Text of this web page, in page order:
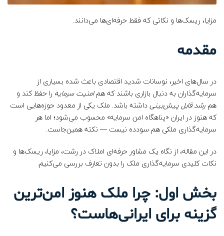
مزایا، ریسک‌ها و نکاتی که فقط حرفه‌ای‌ها می‌دانند.
مقدمه
در سال‌های اخیر، نوسانات شدید اقتصادی باعث شده بسیاری از
سرمایه‌گذاران به دنبال بازاری باشند که همامنیت سرمایه را حفظ کند و
هم رشد قابل پیش‌بینیداشته باشد. ملک یکی از معدود حوزه‌هایی است
که هنوز در ایران «پناهگاه امن سرمایه» محسوب می‌شود؛ اما هر
سرمایه‌گذاری ملکی هم سودده نیست — نکته همین‌جاست.
در این مقاله، از نگاه یک مشاور حرفه‌ای املاک در رشت، مزایا، ریسک‌ها و
نکات کلیدی سرمایه‌گذاری ملک را بدون تعارف بررسی می‌کنیم.
بخش اول: چرا ملک هنوز امن‌ترین
گزینه برای ایرانی‌هاست؟